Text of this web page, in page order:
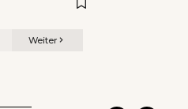
Weiter